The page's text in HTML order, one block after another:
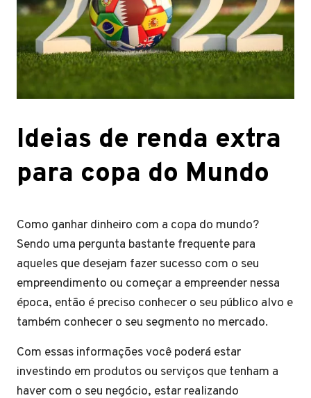
Ideias de renda extra
para copa do Mundo
Como ganhar dinheiro com a copa do mundo?
Sendo uma pergunta bastante frequente para
aqueles que desejam fazer sucesso com o seu
empreendimento ou começar a empreender nessa
época, então é preciso conhecer o seu público alvo e
também conhecer o seu segmento no mercado.
Com essas informações você poderá estar
investindo em produtos ou serviços que tenham a
haver com o seu negócio, estar realizando